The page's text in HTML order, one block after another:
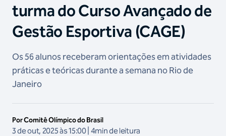
turma do Curso Avançado de
Gestão Esportiva (CAGE)
Os 56 alunos receberam orientações em atividades
práticas e teóricas durante a semana no Rio de
Janeiro
Por Comitê Olímpico do Brasil
3 de out, 2025 às 15:00 | 4min de leitura